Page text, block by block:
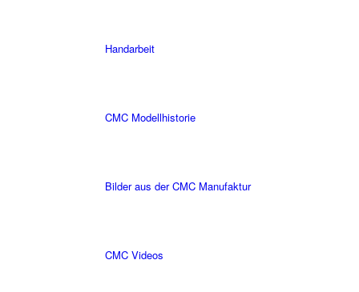
Handarbeit
CMC Modellhistorie
Bilder aus der CMC Manufaktur
CMC Videos